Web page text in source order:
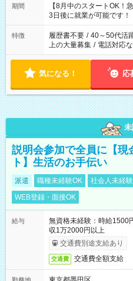
「できれば残業はしたく
ね。 ※Wワーク希望の方へ 今ご覧のお仕事で希望する勤務時間
と、もう1つのお仕事の
合は応募できません。
期間
【8月中のスタートOK
3日後に就業が可能です！
特徴 履歴書不要 / 40～50代活
上の大量募集 / 電話対応
気になる！ 応
説明会参加で全員に【現
ト】生活のお手伝い
派遣 職種未経験OK 社会人未経
WEB登録・面接OK
給与
無資格未経験：時給
収1万2000円以上
交通費別途支給あり
交通費 交通費全額支給